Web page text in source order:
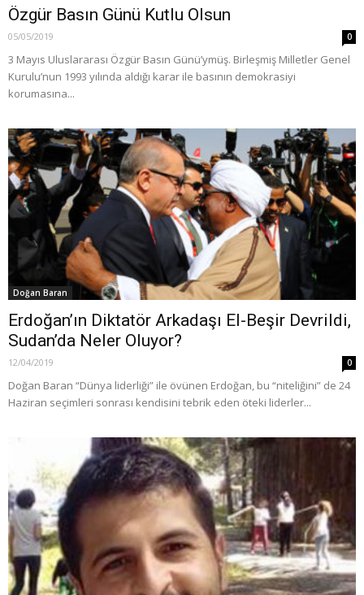
Özgür Basın Günü Kutlu Olsun
05/05/2019 0
3 Mayıs Uluslararası Özgür Basın Günü’ymüş. Birleşmiş Milletler Genel
Kurulu’nun 1993 yılında aldığı karar ile basının demokrasiyi
korumasına...
Doğan Baran
Erdoğan’ın Diktatör Arkadaşı El-Beşir Devrildi,
Sudan’da Neler Oluyor?
12/04/2019 0
Doğan Baran “Dünya liderliği” ile övünen Erdoğan, bu “niteliğini” de 24
Haziran seçimleri sonrası kendisini tebrik eden öteki liderler...